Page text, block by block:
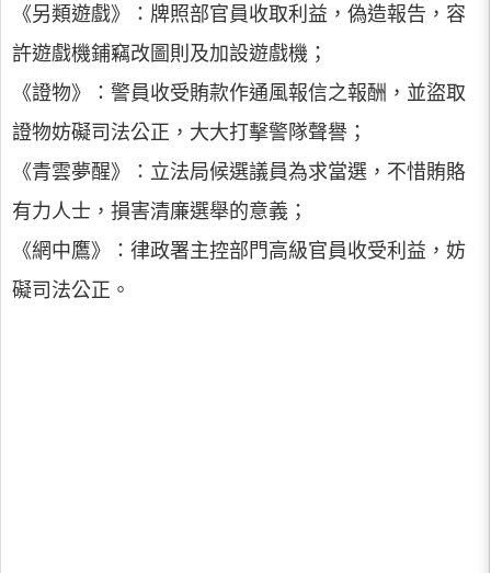
《另類遊戲》：牌照部官員收取利益，偽造報告，容
許遊戲機鋪竊改圖則及加設遊戲機；
《證物》：警員收受賄款作通風報信之報酬，並盜取
證物妨礙司法公正，大大打擊警隊聲譽；
《青雲夢醒》：立法局候選議員為求當選，不惜賄賂
有力人士，損害清廉選舉的意義；
《網中鷹》：律政署主控部門高級官員收受利益，妨
礙司法公正。